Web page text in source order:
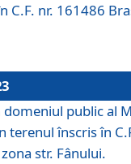
C.F. nr. 161486
domeniul public al
terenul înscris în
str. Fânului.